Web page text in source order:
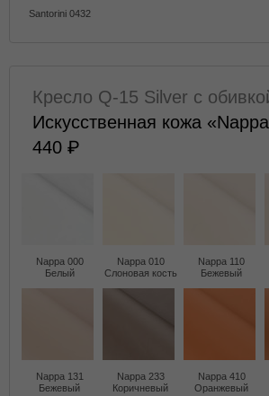
Santorini 0432
Кресло Q-15 Silver с
Искусственная кожа
440
Nappa 000
Белый
Nappa 010
Слоновая кость
Nappa 110
Бежевый
Nappa 131
Бежевый
Nappa 233
Коричневый
Nappa 410
Оранжевый